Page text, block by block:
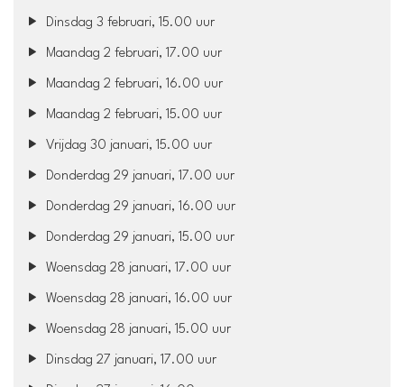
Dinsdag 3 februari, 15.00 uur
Maandag 2 februari, 17.00 uur
Maandag 2 februari, 16.00 uur
Maandag 2 februari, 15.00 uur
Vrijdag 30 januari, 15.00 uur
Donderdag 29 januari, 17.00 uur
Donderdag 29 januari, 16.00 uur
Donderdag 29 januari, 15.00 uur
Woensdag 28 januari, 17.00 uur
Woensdag 28 januari, 16.00 uur
Woensdag 28 januari, 15.00 uur
Dinsdag 27 januari, 17.00 uur